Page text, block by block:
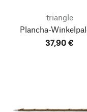
triangle
Plancha-
37,90 €